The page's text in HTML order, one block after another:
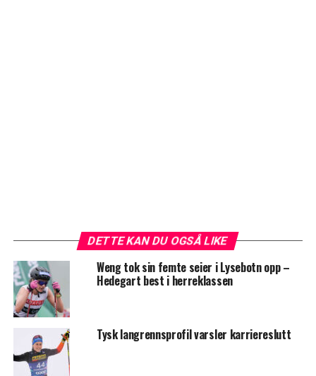
DETTE KAN DU OGSÅ LIKE
Weng tok sin femte seier i Lysebotn opp –
Hedegart best i herreklassen
Tysk langrennsprofil varsler karriereslutt